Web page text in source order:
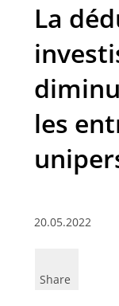
La
les
20.05.2022
Share